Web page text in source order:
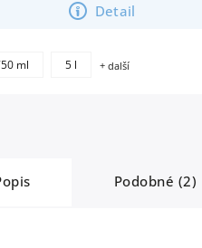
Detail
ml 5 l + další
Podobné (2)